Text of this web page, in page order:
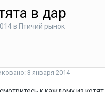
в дар
в Птичий рынок
3 января 2014